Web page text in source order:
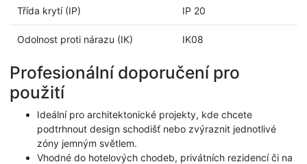
Třída krytí (IP) IP 20
Odolnost proti nárazu (IK) IK08
Profesionální doporučení pro
použití
Ideální pro architektonické projekty, kde chcete
podtrhnout design schodišť nebo zvýraznit jednotlivé
zóny jemným světlem.
Vhodné do hotelových chodeb, privátních rezidencí či na